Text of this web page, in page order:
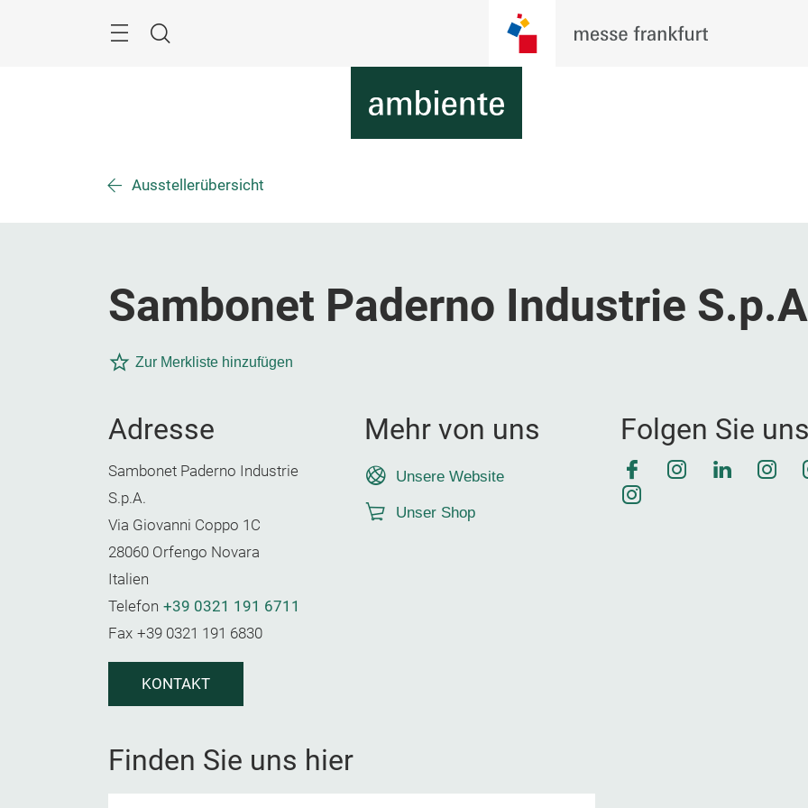
Suche
Ausstellerübersicht
Sambonet Paderno Industrie
Zur Merkliste hinzufügen
Adresse
Sambonet Paderno Industrie
S.p.A.
Via Giovanni Coppo 1C
28060 Orfengo Novara
Italien
Telefon +39 0321 191 6711
Fax +39 0321 191 6830
KONTAKT
Mehr von uns
Unsere Website
Unser Shop
Folgen Sie uns
Facebook
Instagram
LinkedIn
Instagram
Finden Sie uns hier